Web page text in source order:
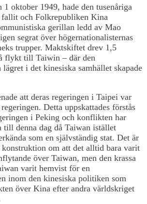
1 oktober 1949, hade den tusenåriga
fallit och Folkrepubliken Kina
gerillan ledd av Mao
segrat över högernationalisternas
trupper. Maktskiftet drev 1,5
flykt till Taiwin – där den
i det kinesiska samhället skapade
att deras regeringen i Taipei var
Detta uppskattades förstås
i Peking och konflikten har
till denna dag då Taiwan istället
som en självständig stat. Det är
konstruktion om att det alltid bara varit
över Taiwan, men den krassa
varit hemvist för en
inom den kinesiska politiken som
över Kina efter andra världskriget